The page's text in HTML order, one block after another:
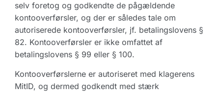
selv foretog og godkendte de pågældende
kontooverførsler, og der er således tale om
autoriserede kontooverførsler, jf. betalingslovens §
82. Kontooverførsler er ikke omfattet af
betalingslovens § 99 eller § 100.
Kontooverførslerne er autoriseret med klagerens
MitID, og dermed godkendt med stærk